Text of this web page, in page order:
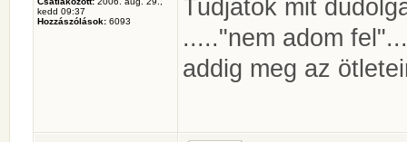
kedd 09:37
Hozzászólások: 6093
Tudjátok mit
....."nem adom
addig meg az